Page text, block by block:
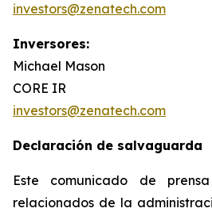
investors@zenatech.com
Inversores:
Michael Mason
CORE IR
investors@zenatech.com
Declaración de salvaguarda
Este comunicado de
relacionados de la